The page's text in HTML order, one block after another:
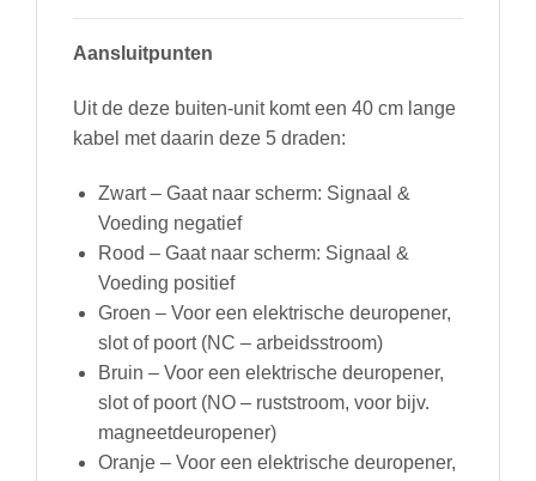
Aansluitpunten
Uit de deze buiten-unit komt een 40 cm lange
kabel met daarin deze 5 draden:
Zwart – Gaat naar scherm: Signaal &
Voeding negatief
Rood – Gaat naar scherm: Signaal &
Voeding positief
Groen – Voor een elektrische deuropener,
slot of poort (NC – arbeidsstroom)
Bruin – Voor een elektrische deuropener,
slot of poort (NO – ruststroom, voor bijv.
magneetdeuropener)
Oranje – Voor een elektrische deuropener,